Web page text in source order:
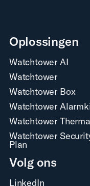
Oplossingen
Watchtower AI
Watchtower
Watchtower Box
Watchtower
Watchtower
Watchtower
Plan
Volg ons
LinkedIn